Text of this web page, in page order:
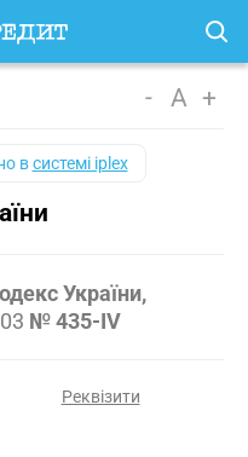
- A +
всистемі iplex
України,
№ 435-IV
Реквізити